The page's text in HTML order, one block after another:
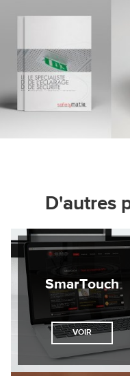
D'autres
SmarTouch
VOIR